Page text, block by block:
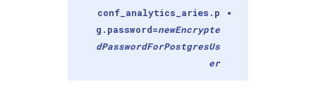
conf_analytics_aries.p
g.password=newEncrypte
dPasswordForPostgresUs
er